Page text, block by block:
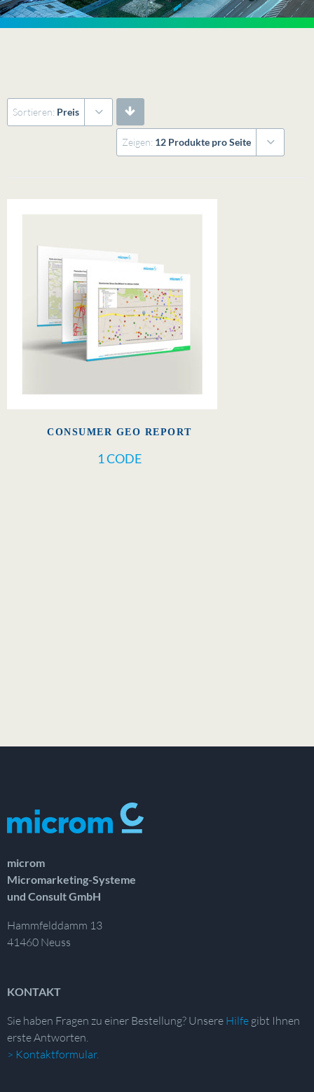
Sortieren: Preis
Zeigen: 12 Produkte pro Seite
CONSUMER GEO REPORT
1 CODE
microm
Micromarketing-Systeme
und Consult GmbH
Hammfelddamm 13
41460 Neuss
KONTAKT
Sie haben Fragen zu einer Bestellung? Unsere Hilfe gibt Ihnen
erste Antworten.
> Kontaktformular.